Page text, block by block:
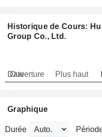
Historique de Cours:
Group Co., Ltd.
Date
Ouverture Plus haut
Graphique
Durée